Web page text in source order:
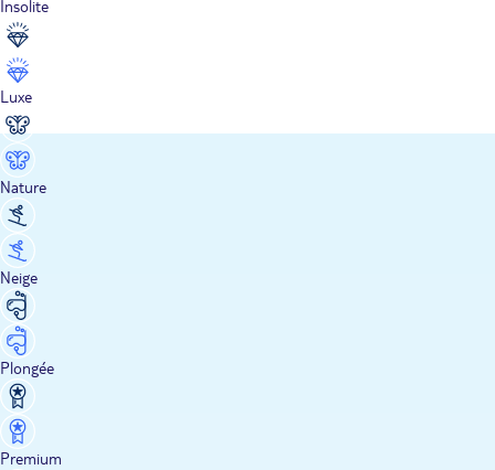
Insolite
Luxe
Nature
Neige
Plongée
Premium